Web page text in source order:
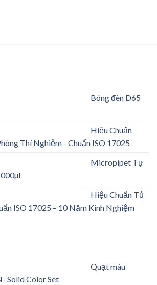
Bóng đèn D65
Hiệu Chuẩn
Thí Nghiệm - Chuẩn ISO 17025
Micropipet Tự
Hiệu Chuẩn Tủ
ISO 17025 – 10 Năm Kinh Nghiệm
Quạt màu
Solid Color Set